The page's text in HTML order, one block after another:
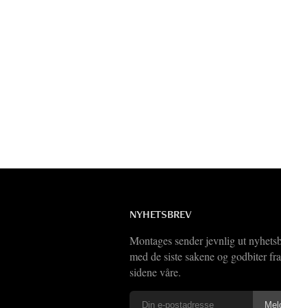
NYHETSBREV
Montages sender jevnlig ut
med de siste sakene og godbiter fra
sidene våre.